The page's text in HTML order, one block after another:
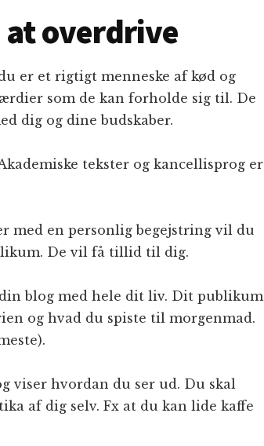
overdrive
er et rigtigt menneske af kød og
som de kan forholde sig til. De
dig og dine budskaber.
tekster og kancellisprog er
med en personlig begejstring vil du
De vil få tillid til dig.
blog med hele dit liv. Dit publikum
og hvad du spiste til morgenmad.
viser hvordan du ser ud. Du skal
af dig selv. Fx at du kan lide kaffe